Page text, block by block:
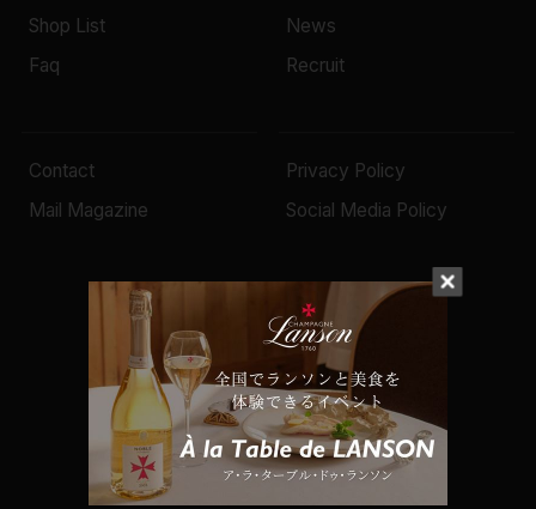
Shop List
Faq
News
Recruit
Contact
Mail Magazine
Privacy Policy
Social Media Policy
© 2022 Mottox inc.